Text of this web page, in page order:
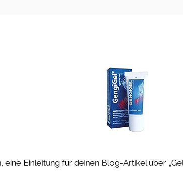
eine Einleitung für deinen Blog-Artikel über